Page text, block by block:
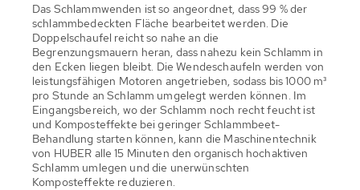
Das Schlammwenden ist so angeordnet, dass 99 % der
schlammbedeckten Fläche bearbeitet werden. Die
Doppelschaufel reicht so nahe an die
Begrenzungsmauern heran, dass nahezu kein Schlamm in
den Ecken liegen bleibt. Die Wendeschaufeln werden von
leistungsfähigen Motoren angetrieben, sodass bis 1000 m³
pro Stunde an Schlamm umgelegt werden können. Im
Eingangsbereich, wo der Schlamm noch recht feucht ist
und Komposteffekte bei geringer Schlammbeet-
Behandlung starten können, kann die Maschinentechnik
von HUBER alle 15 Minuten den organisch hochaktiven
Schlamm umlegen und die unerwünschten
Komposteffekte reduzieren.